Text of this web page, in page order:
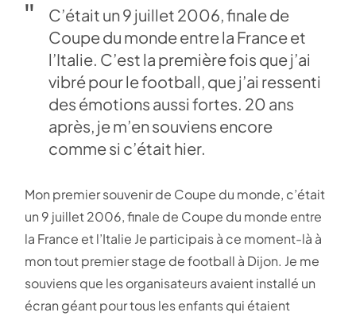
C’était un 9 juillet 2006, finale de
Coupe du monde entre la France et
l’Italie. C’est la première fois que j’ai
vibré pour le football, que j’ai ressenti
des émotions aussi fortes. 20 ans
après, je m’en souviens encore
comme si c’était hier.
Mon premier souvenir de Coupe du monde, c’était
un 9 juillet 2006, finale de Coupe du monde entre
la France et l’Italie Je participais à ce moment-là à
mon tout premier stage de football à Dijon. Je me
souviens que les organisateurs avaient installé un
écran géant pour tous les enfants qui étaient